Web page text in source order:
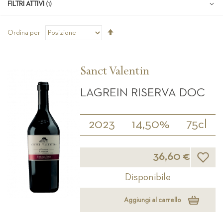
Ordina per
Sanct Valentin
LAGREIN RISERVA DOC
2023 14,50% 75cl
36,60 € Lista
Disponibile
Aggiungi al carrello
FILTRI ATTIVI